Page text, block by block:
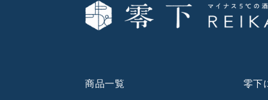
商品一覧 零下